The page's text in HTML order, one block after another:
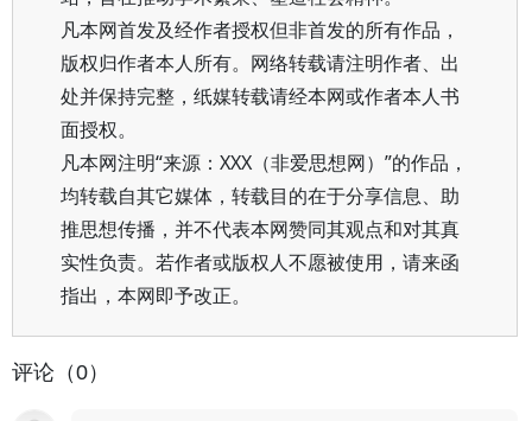
凡本网首发及经作者授权但非首发的所有作品，
版权归作者本人所有。网络转载请注明作者、出
处并保持完整，纸媒转载请经本网或作者本人书
面授权。
凡本网注明“来源：XXX（非爱思想网）”的作品，
均转载自其它媒体，转载目的在于分享信息、助
推思想传播，并不代表本网赞同其观点和对其真
实性负责。若作者或版权人不愿被使用，请来函
指出，本网即予改正。
评论（0）